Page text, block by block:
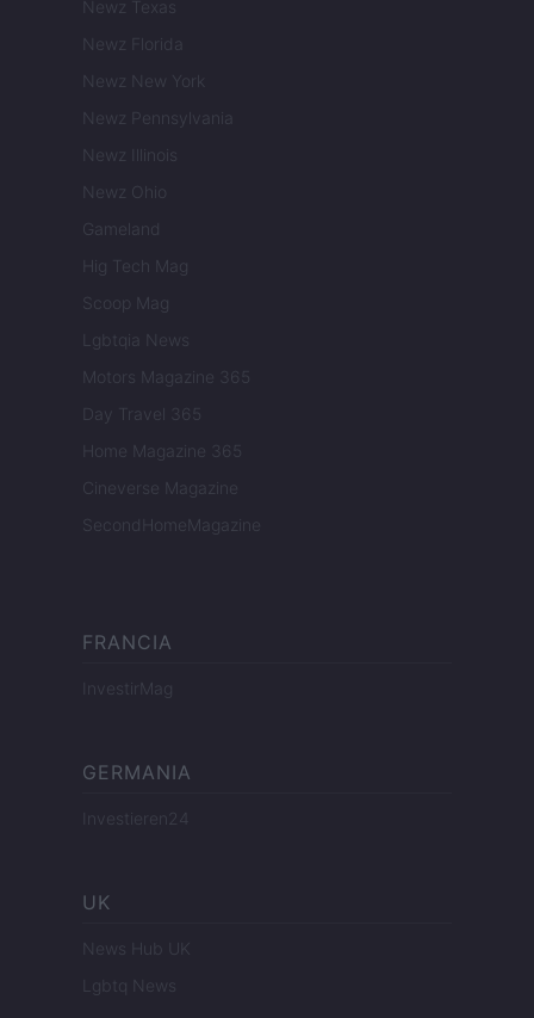
Newz Texas
Newz Florida
Newz New York
Newz Pennsylvania
Newz Illinois
Newz Ohio
Gameland
Hig Tech Mag
Scoop Mag
Lgbtqia News
Motors Magazine 365
Day Travel 365
Home Magazine 365
Cineverse Magazine
SecondHomeMagazine
FRANCIA
InvestirMag
GERMANIA
Investieren24
UK
News Hub UK
Lgbtq News